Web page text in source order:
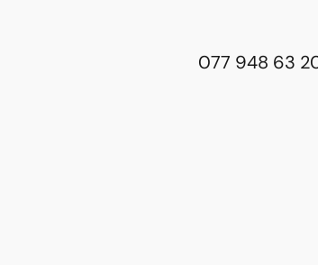
077 948 63